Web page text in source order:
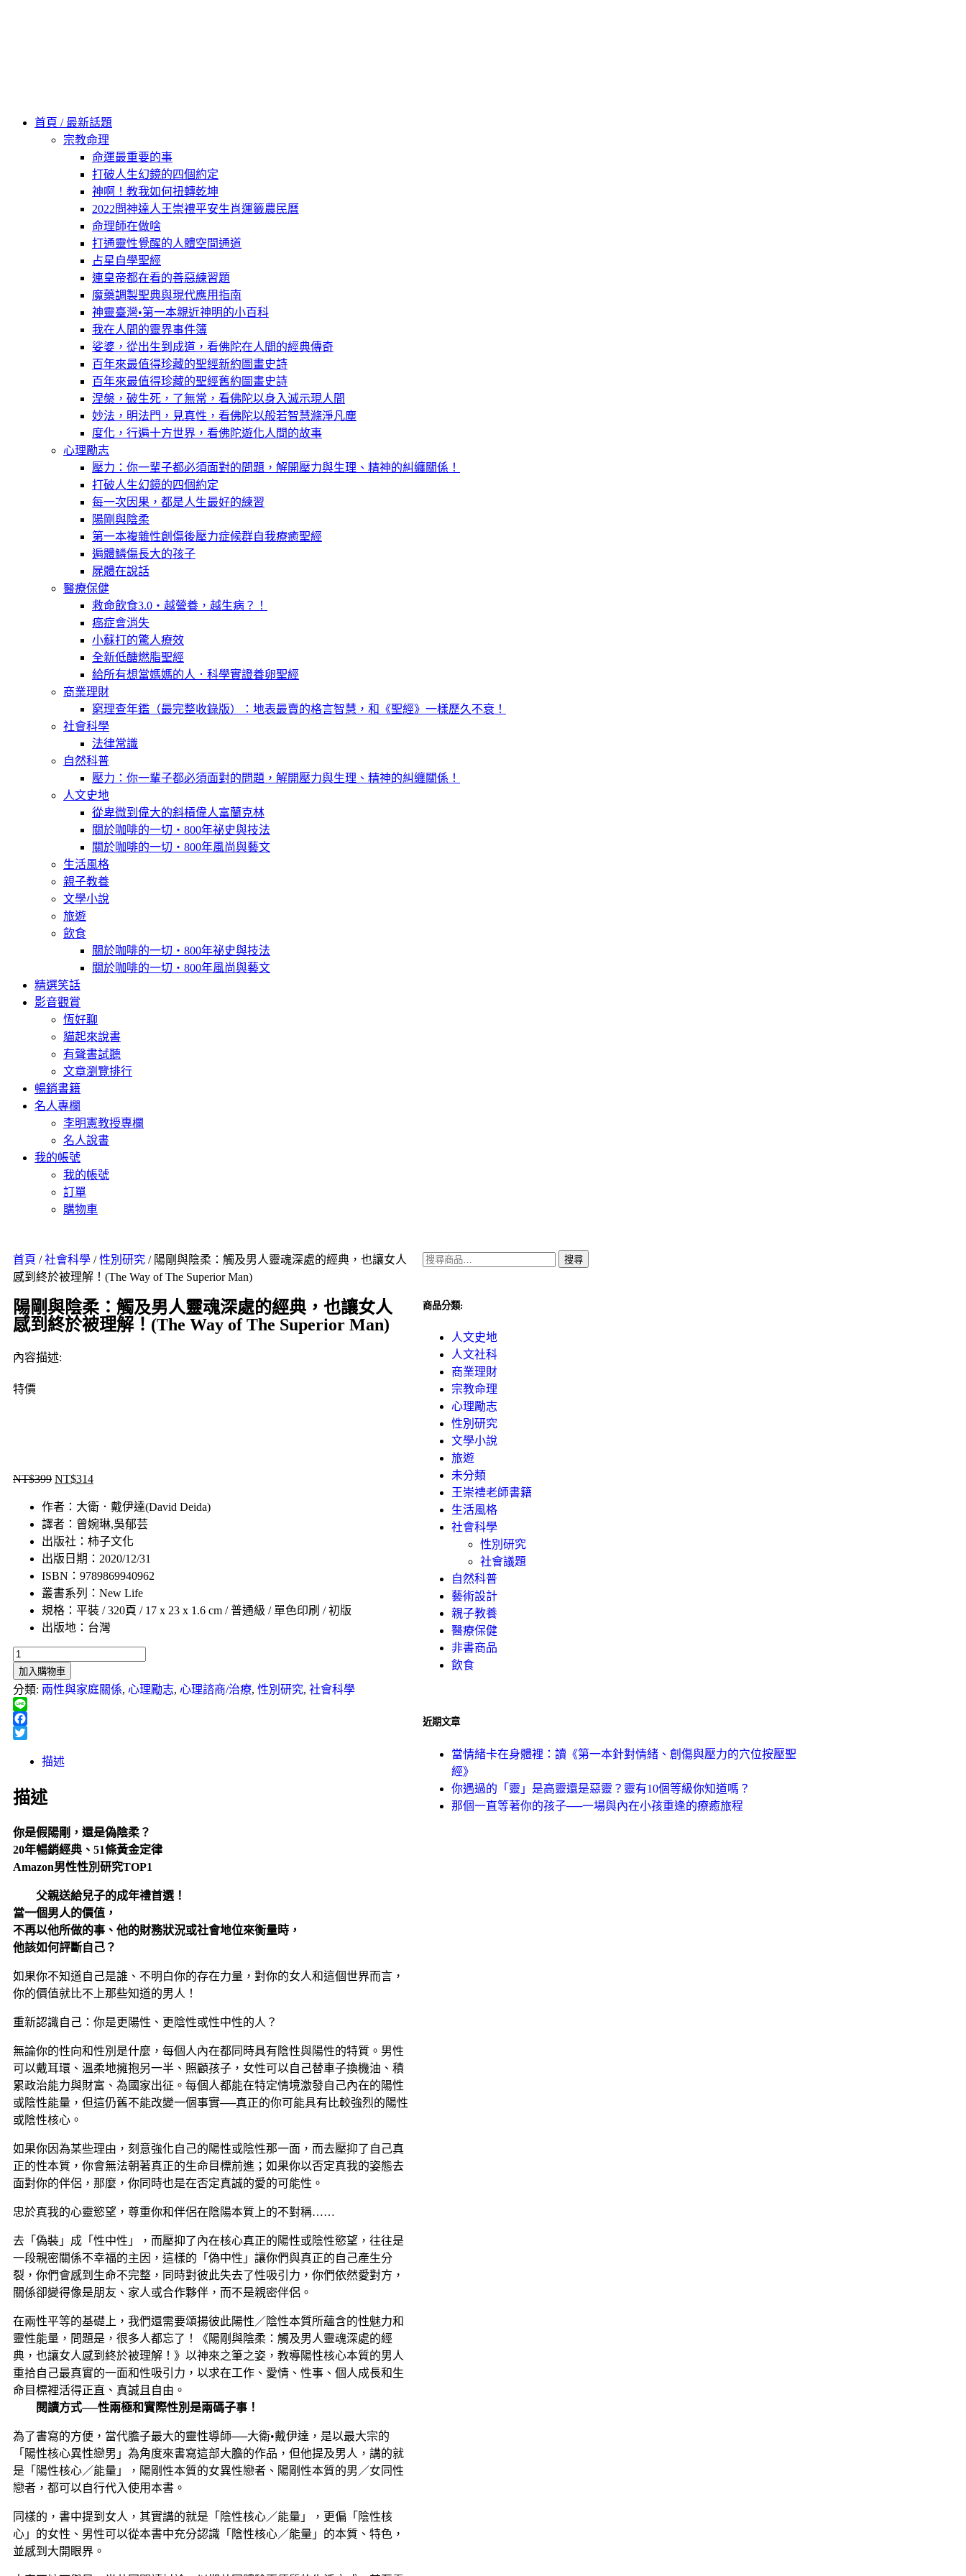
首頁 / 最新話題
宗教命理
命運最重要的事
打破人生幻鏡的四個約定
神啊！教我如何扭轉乾坤
2022問神達人王崇禮平安生肖運籤農民曆
命理師在做啥
打通靈性覺醒的人體空間通道
占星自學聖經
連皇帝都在看的善惡練習題
魔藥調製聖典與現代應用指南
神靈臺灣•第一本親近神明的小百科
我在人間的靈界事件簿
娑婆，從出生到成道，看佛陀在人間的經典傳奇
百年來最值得珍藏的聖經新約圖畫史詩
百年來最值得珍藏的聖經舊約圖畫史詩
涅槃，破生死，了無常，看佛陀以身入滅示現人間
妙法，明法門，見真性，看佛陀以般若智慧滌淨凡塵
度化，行遍十方世界，看佛陀遊化人間的故事
心理勵志
壓力：你一輩子都必須面對的問題，解開壓力與生理、精神的糾纏關係！
打破人生幻鏡的四個約定
每一次因果，都是人生最好的練習
陽剛與陰柔
第一本複雜性創傷後壓力症候群自我療癒聖經
遍體鱗傷長大的孩子
屍體在說話
醫療保健
救命飲食3.0‧越營養，越生病？！
癌症會消失
小蘇打的驚人療效
全新低醣燃脂聖經
給所有想當媽媽的人．科學實證養卵聖經
商業理財
窮理查年鑑（最完整收錄版）：地表最賣的格言智慧，和《聖經》一樣歷久不衰！
社會科學
法律常識
自然科普
壓力：你一輩子都必須面對的問題，解開壓力與生理、精神的糾纏關係！
人文史地
從卑微到偉大的斜槓偉人富蘭克林
關於咖啡的一切‧800年祕史與技法
關於咖啡的一切‧800年風尚與藝文
生活風格
親子教養
文學小說
旅遊
飲食
關於咖啡的一切‧800年祕史與技法
關於咖啡的一切‧800年風尚與藝文
精選笑話
影音觀賞
恆好聊
貓起來說書
有聲書試聽
文章瀏覽排行
暢銷書籍
名人專欄
李明憲教授專欄
名人說書
我的帳號
我的帳號
訂單
購物車
首頁 /社會科學 /性別研究 / 陽剛與陰柔：觸及男人靈魂深處的經典，也讓女人
感到終於被理解！(The Way of The Superior Man)
陽剛與陰柔：觸及男人靈魂深處的經典，也讓女人
感到終於被理解！(The Way of The Superior Man)
內容描述:
特價
NT$399 NT$314
作者：大衛．戴伊達(David Deida)
譯者：曾婉琳,吳郁芸
出版社：柿子文化
出版日期：2020/12/31
ISBN：9789869940962
叢書系列：New Life
規格：平裝 / 320頁 / 17 x 23 x 1.6 cm / 普通級 / 單色印刷 / 初版
出版地：台灣
加入購物車
分類: 兩性與家庭關係, 心理勵志, 心理諮商/治療, 性別研究, 社會科學
Line
Facebook
描述
描述
你是假陽剛，還是偽陰柔？
20年暢銷經典、51條黃金定律
Amazon男性性別研究TOP1
父親送給兒子的成年禮首選！
當一個男人的價值，
不再以他所做的事、他的財務狀況或社會地位來衡量時，
他該如何評斷自己？
如果你不知道自己是誰、不明白你的存在力量，對你的女人和這個世界而言，
你的價值就比不上那些知道的男人！
重新認識自己：你是更陽性、更陰性或性中性的人？
無論你的性向和性別是什麼，每個人內在都同時具有陰性與陽性的特質。男性
可以戴耳環、溫柔地擁抱另一半、照顧孩子，女性可以自己替車子換機油、積
累政治能力與財富、為國家出征。每個人都能在特定情境激發自己內在的陽性
或陰性能量，但這仍舊不能改變一個事實──真正的你可能具有比較強烈的陽性
或陰性核心。
如果你因為某些理由，刻意強化自己的陽性或陰性那一面，而去壓抑了自己真
正的性本質，你會無法朝著真正的生命目標前進；如果你以否定真我的姿態去
面對你的伴侶，那麼，你同時也是在否定真誠的愛的可能性。
忠於真我的心靈慾望，尊重你和伴侶在陰陽本質上的不對稱……
去「偽裝」成「性中性」，而壓抑了內在核心真正的陽性或陰性慾望，往往是
一段親密關係不幸福的主因，這樣的「偽中性」讓你們與真正的自己產生分
裂，你們會感到生命不完整，同時對彼此失去了性吸引力，你們依然愛對方，
關係卻變得像是朋友、家人或合作夥伴，而不是親密伴侶。
在兩性平等的基礎上，我們還需要頌揚彼此陽性／陰性本質所蘊含的性魅力和
靈性能量，問題是，很多人都忘了！《陽剛與陰柔：觸及男人靈魂深處的經
典，也讓女人感到終於被理解！》以神來之筆之姿，教導陽性核心本質的男人
重拾自己最真實的一面和性吸引力，以求在工作、愛情、性事、個人成長和生
命目標裡活得正直、真誠且自由。
閱讀方式──性兩極和實際性別是兩碼子事！
為了書寫的方便，當代膽子最大的靈性導師──大衛•戴伊達，是以最大宗的
「陽性核心異性戀男」為角度來書寫這部大膽的作品，但他提及男人，講的就
是「陽性核心／能量」，陽剛性本質的女異性戀者、陽剛性本質的男／女同性
戀者，都可以自行代入使用本書。
同樣的，書中提到女人，其實講的就是「陰性核心／能量」，更偏「陰性核
心」的女性、男性可以從本書中充分認識「陰性核心／能量」的本質、特色，
並感到大開眼界。
搜尋
商品分類:
人文史地
人文社科
商業理財
宗教命理
心理勵志
性別研究
文學小說
旅遊
未分類
王崇禮老師書籍
生活風格
社會科學
性別研究
社會議題
自然科普
藝術設計
親子教養
醫療保健
非書商品
飲食
近期文章
當情緒卡在身體裡：讀《第一本針對情緒、創傷與壓力的穴位按壓聖
經》
你遇過的「靈」是高靈還是惡靈？靈有10個等級你知道嗎？
那個一直等著你的孩子──一場與內在小孩重逢的療癒旅程